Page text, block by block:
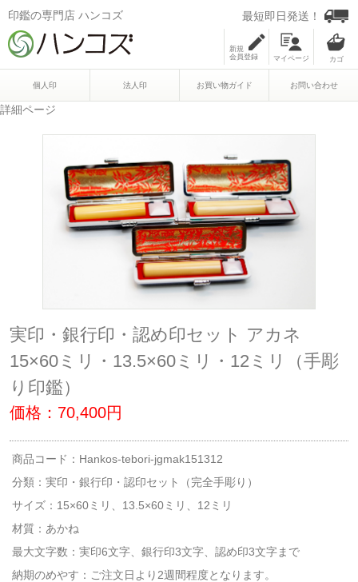
印鑑の専門店 ハンコズ 最短即日発送！
新規
会員登録
マイページ
個人印 法人印 お買い物ガイド お問い合わせ
詳細ページ
実印・銀行印・認め印セット アカネ
15×60ミリ・13.5×60ミリ・12ミリ（手彫
り印鑑）
価格：70,400円
商品コード：Hankos-tebori-jgmak151312
分類： 実印・銀行印・認印セット（完全手彫り）
サイズ：15×60ミリ、13.5×60ミリ、12ミリ
材質：あかね
最大文字数：実印6文字、銀行印3文字、認め印3文字まで
納期のめやす：ご注文日より2週間程度となります。